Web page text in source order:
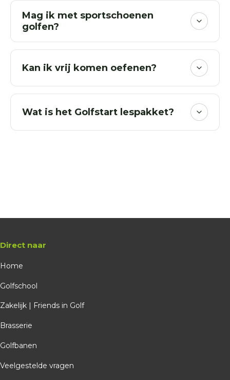
Mag ik met sportschoenen
golfen?
Kan ik vrij komen oefenen?
Wat is het Golfstart lespakket?
Direct naar
Home
Golfschool
Zakelijk | Friends in Golf
Brasserie
Golfbanen
Veelgestelde vragen